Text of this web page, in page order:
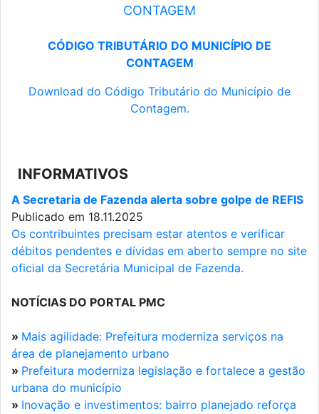
CONTAGEM
CÓDIGO TRIBUTÁRIO DO MUNICÍPIO DE
CONTAGEM
Download do Código Tributário do Município de
Contagem.
INFORMATIVOS
A Secretaria de Fazenda alerta sobre golpe de REFIS
Publicado em 18.11.2025
Os contribuintes precisam estar atentos e verificar
débitos pendentes e dívidas em aberto sempre no site
oficial da Secretária Municipal de Fazenda.
NOTÍCIAS DO PORTAL PMC
» Mais agilidade: Prefeitura moderniza serviços na
área de planejamento urbano
» Prefeitura moderniza legislação e fortalece a gestão
urbana do município
» Inovação e investimentos: bairro planejado reforça